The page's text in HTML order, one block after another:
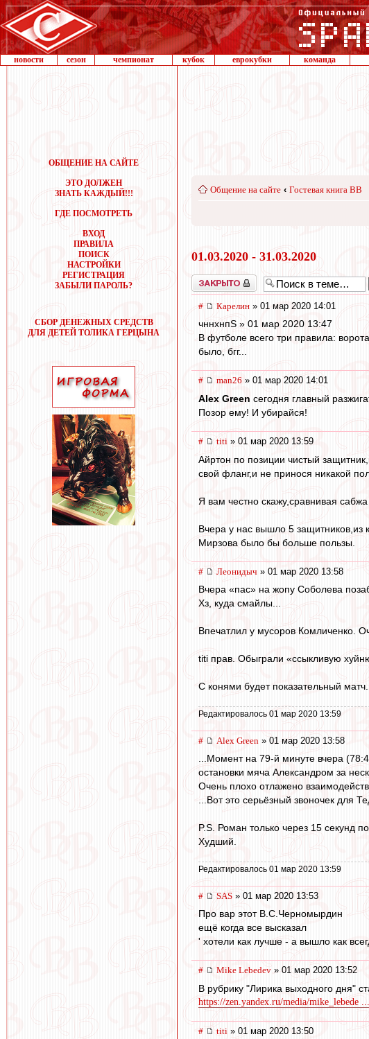
новости сезон чемпионат кубок еврокубки команда
ОБЩЕНИЕ НА САЙТЕ
ЭТО ДОЛЖЕН
ЗНАТЬ КАЖДЫЙ!!!
ГДЕ ПОСМОТРЕТЬ
ВХОД
ПРАВИЛА
ПОИСК
НАСТРОЙКИ
РЕГИСТРАЦИЯ
ЗАБЫЛИ ПАРОЛЬ?
СБОР ДЕНЕЖНЫХ СРЕДСТВ
ДЛЯ ДЕТЕЙ ТОЛИКА ГЕРЦЫНА
Общение на сайте ‹ Гостевая книга ВВ
01.03.2020 - 31.03.2020
Закрыто
# Карелин » 01 мар 2020 14:01
чннхнпS » 01 мар 2020 13:47
В футболе всего три правила:
было, бгг...
# man26 » 01 мар 2020 14:01
Alex Green сегодня главный
Позор ему! И убирайся!
# titi » 01 мар 2020 13:59
Айртон по позиции чистый
свой фланг,и не принося никакой
Я вам честно скажу,сравнивая
Вчера у нас вышло 5 защитников,из
Мирзова было бы больше пользы.
# Леонидыч » 01 мар 2020 13:58
Вчера «пас» на жопу Соболева
Хз, куда смайлы...
Впечатлил у мусоров Комличенко.
titi прав. Обыграли «ссыкливую
С конями будет показательный матч.
Редактировалось 01 мар 2020 13:59
# Alex Green » 01 мар 2020 13:58
...Момент на 79-й минуте вчера
остановки мяча Александром за
Очень плохо отлажено
...Вот это серьёзный звоночек для
P.S. Роман только через 15
Худший.
Редактировалось 01 мар 2020 13:59
# SAS » 01 мар 2020 13:53
Про вар этот В.С.Черномырдин
ещё когда все высказал
' хотели как лучше - а вышло как
# Mike Lebedev » 01 мар 2020 13:52
В рубрику "Лирика выходного дня"
https://zen.yandex.ru/media/mike_lebede
# titi » 01 мар 2020 13:50